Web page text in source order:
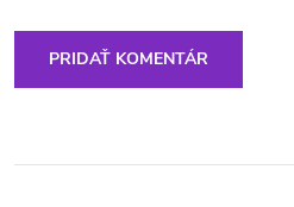
PRIDAŤ KOMENTÁR